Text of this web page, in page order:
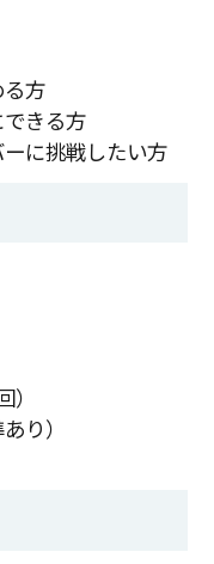
方
きる方
に挑戦したい方
り）